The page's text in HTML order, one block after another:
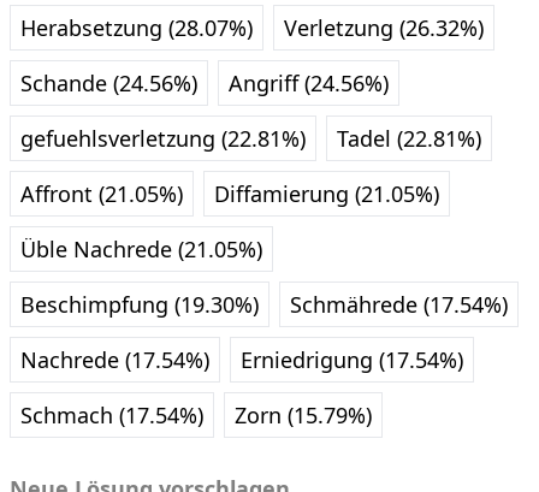
Herabsetzung (28.07%)
Verletzung (26.32%)
Schande (24.56%)
Angriff (24.56%)
gefuehlsverletzung (22.81%)
Tadel (22.81%)
Affront (21.05%)
Diffamierung (21.05%)
Üble Nachrede (21.05%)
Beschimpfung (19.30%)
Schmährede (17.54%)
Nachrede (17.54%)
Erniedrigung (17.54%)
Schmach (17.54%)
Zorn (15.79%)